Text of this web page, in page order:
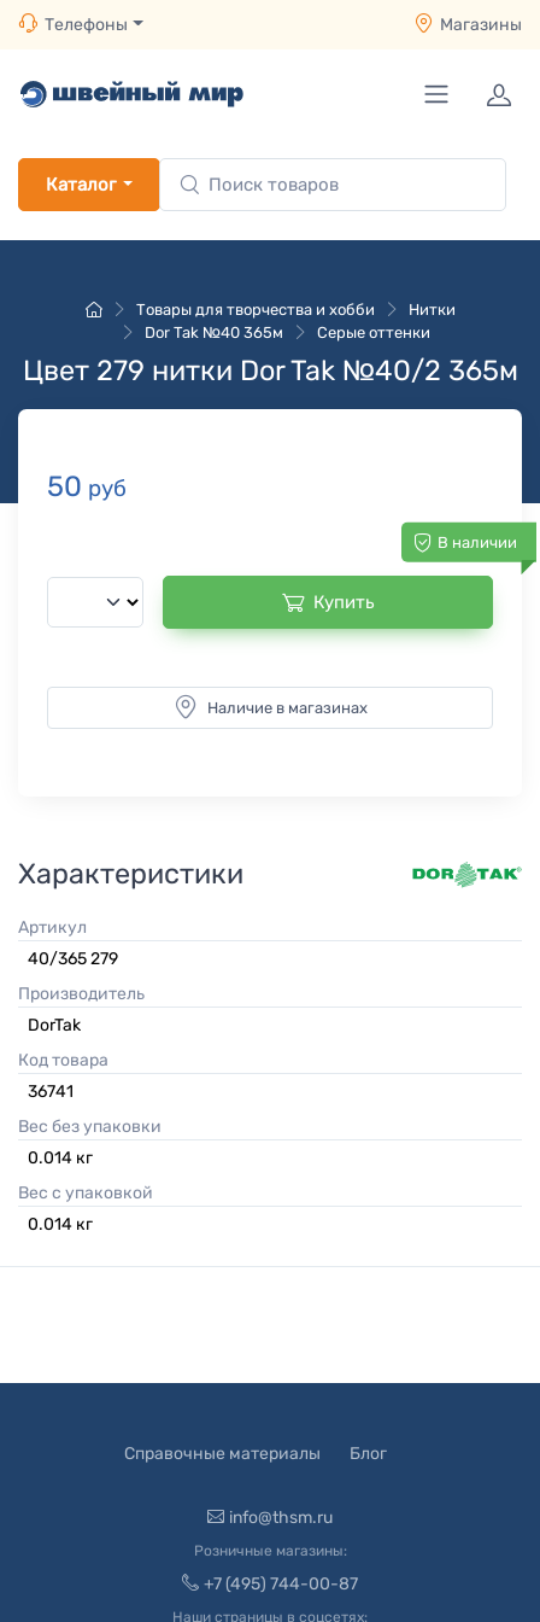
Телефоны Магазины
Каталог
Товары для творчества и хобби
Нитки
Dor Tak №40 365м
Серые оттенки
Цвет 279 нитки Dor Tak №40/2 365м
50 руб
В наличии
Купить
Наличие в магазинах
Характеристики
Артикул
40/365 279
Производитель
DorTak
Код товара
36741
Вес без упаковки
0.014 кг
Вес с упаковкой
0.014 кг
Справочные материалы Блог
info@thsm.ru
Розничные магазины:
+7 (495) 744-00-87
Наши страницы в соцсетях: